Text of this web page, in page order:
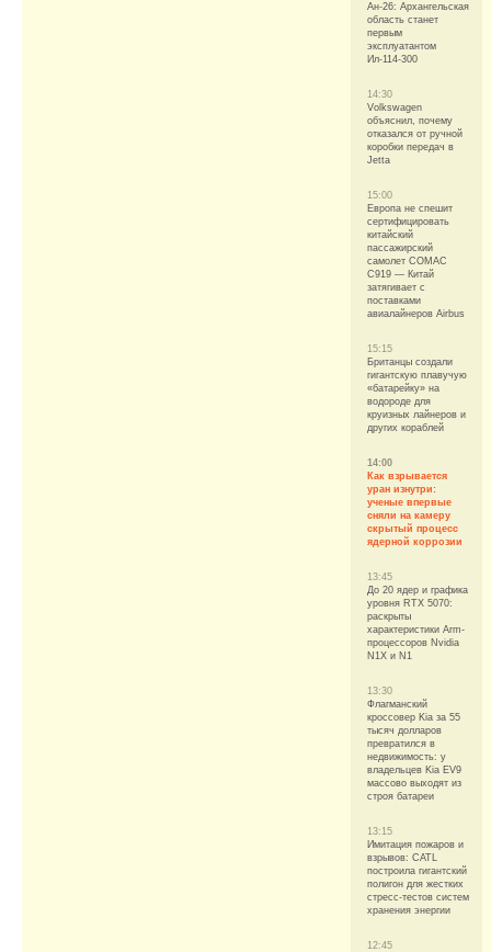
Ан-26: Архангельская
область станет
первым
эксплуатантом
Ил-114-300
14:30
Volkswagen
объяснил, почему
отказался от ручной
коробки передач в
Jetta
15:00
Европа не спешит
сертифицировать
китайский
пассажирский
самолет COMAC
C919 — Китай
затягивает с
поставками
авиалайнеров Airbus
15:15
Британцы создали
гигантскую плавучую
«батарейку» на
водороде для
круизных лайнеров и
других кораблей
14:00
Как взрывается
уран изнутри:
ученые впервые
сняли на камеру
скрытый процесс
ядерной коррозии
13:45
До 20 ядер и графика
уровня RTX 5070:
раскрыты
характеристики Arm-
процессоров Nvidia
N1X и N1
13:30
Флагманский
кроссовер Kia за 55
тысяч долларов
превратился в
недвижимость: у
владельцев Kia EV9
массово выходят из
строя батареи
13:15
Имитация пожаров и
взрывов: CATL
построила гигантский
полигон для жестких
стресс-тестов систем
хранения энергии
12:45